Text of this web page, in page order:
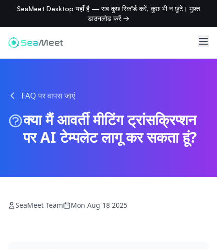
SeaMeet Desktop यहाँ है — सब कुछ रिकॉर्ड करें, कुछ भी न छूटे। मुफ़्त
डाउनलोड करें →
FAQ पर वापस जाएं
क्या मैं आवर्ती मीटिंग ट्रांसक्रिप्शन
पर AI टेम्पलेट लागू कर सकता हूं?
SeaMeet Team Mon Aug 18 2025